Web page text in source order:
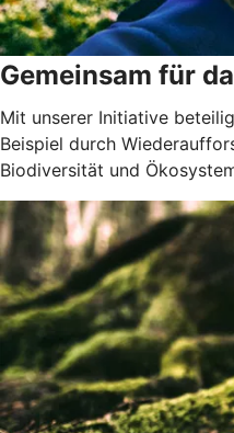
Gemeinsam für
Mit unserer Initiative
Beispiel durch
Biodiversität und